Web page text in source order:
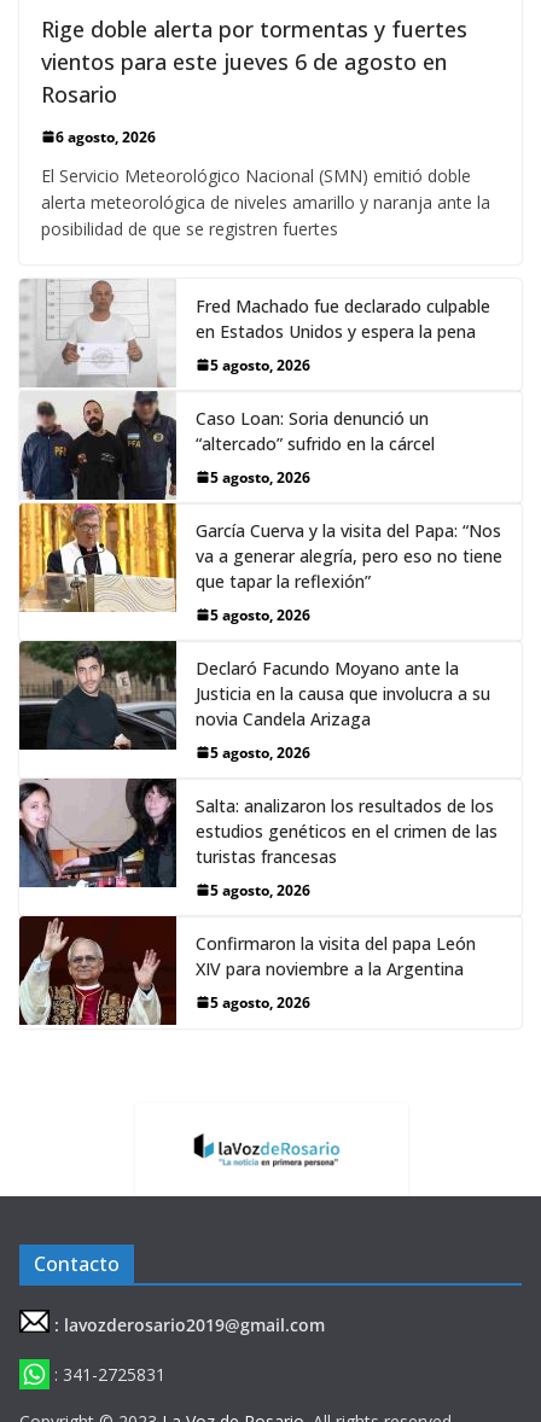
Rige doble alerta por tormentas y fuertes
vientos para este jueves 6 de agosto en
Rosario
6 agosto, 2026
El Servicio Meteorológico Nacional (SMN) emitió doble
alerta meteorológica de niveles amarillo y naranja ante la
posibilidad de que se registren fuertes
Fred Machado fue declarado culpable
en Estados Unidos y espera la pena
5 agosto, 2026
Caso Loan: Soria denunció un
“altercado” sufrido en la cárcel
5 agosto, 2026
García Cuerva y la visita del Papa: “Nos
va a generar alegría, pero eso no tiene
que tapar la reflexión”
5 agosto, 2026
Declaró Facundo Moyano ante la
Justicia en la causa que involucra a su
novia Candela Arizaga
5 agosto, 2026
Salta: analizaron los resultados de los
estudios genéticos en el crimen de las
turistas francesas
5 agosto, 2026
Confirmaron la visita del papa León
XIV para noviembre a la Argentina
5 agosto, 2026
Contacto
: lavozderosario2019@gmail.com
: 341-2725831